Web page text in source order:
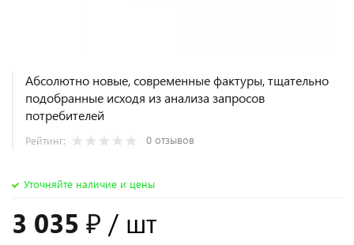
Абсолютно новые, современные фактуры, тщательно
подобранные исходя из анализа запросов
потребителей
Рейтинг: 0 отзывов
Уточняйте наличие и цены
3 035 ₽ / шт